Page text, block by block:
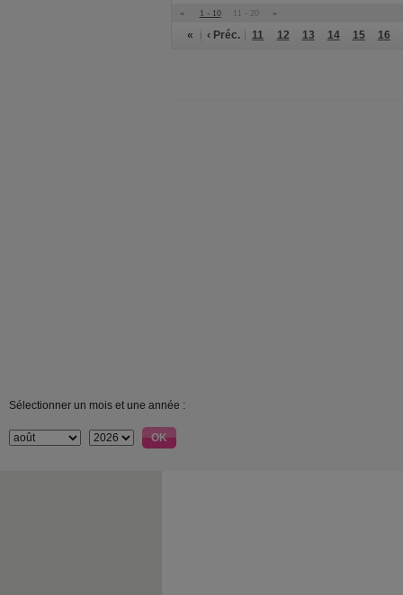
« 1 - 10 11 - 20 »
« ‹ Préc. 11 12 13 14 15 16
Sélectionner un mois et une année :